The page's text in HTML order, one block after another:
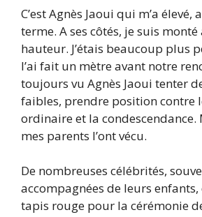
C’est Agnès Jaoui qui m’a élevé,
terme. A ses côtés, je suis
hauteur. J’étais beaucoup plus
l’ai fait un mètre avant notre
toujours vu Agnès Jaoui tenter
faibles, prendre position contre
ordinaire et la condescendance.
mes parents l’ont vécu.
De nombreuses célébrités,
accompagnées de leurs
tapis rouge pour la cérémonie